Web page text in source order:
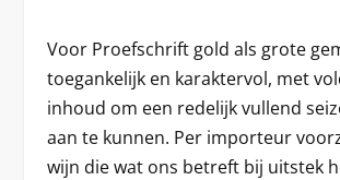
Voor Proefschrift gold als grote
toegankelijk en karaktervol, met
inhoud om een redelijk vullend
aan te kunnen. Per importeur
wijn die wat ons betreft bij uitstek